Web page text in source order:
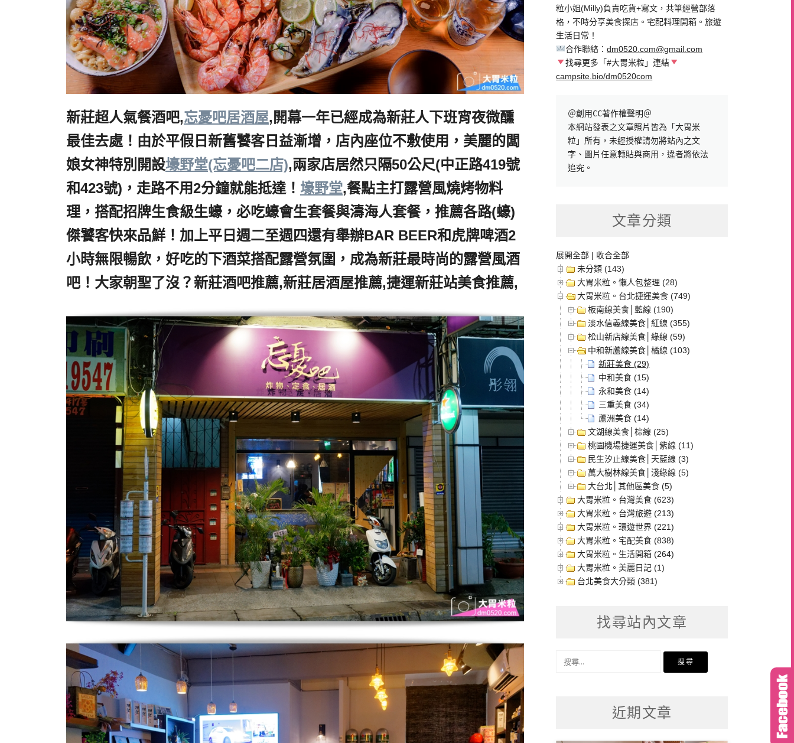
新莊超人氣餐酒吧,忘憂吧居酒屋,開幕一年已經成為新莊人下班宵夜微醺
最佳去處！由於平假日新舊饕客日益漸增，店內座位不敷使用，美麗的闆
娘女神特別開設壕野堂(忘憂吧二店),兩家店居然只隔50公尺(中正路419號
和423號)，走路不用2分鐘就能抵達！ 壕野堂,餐點主打露營風燒烤物料
理，搭配招牌生食級生蠔，必吃蠔會生套餐與濤海人套餐， 推薦各路(蠔)
傑饕客快來品鮮！加上平日週二至週四還有舉辦BAR BEER和虎牌啤酒2
小時無限暢飲，好吃的下酒菜搭配露營氛圍，成為新莊最時尚的露營風酒
吧！大家朝聖了沒？新莊酒吧推薦,新莊居酒屋推薦,捷運新莊站美食推薦,
粒小姐(Milly)負責吃貨+寫文，共筆經營部落
格，不時分享美食探店。宅配料理開箱。旅遊
生活日常！
合作聯絡：dm0520.com@gmail.com
找尋更多「#大胃米粒」連結
campsite.bio/dm0520com
＠創用CC著作權聲明＠
本網站發表之文章照片皆為「大胃米
粒」所有，未經授權請勿將站內之文
字、圖片任意轉貼與商用，違者將依法
追究。
文章分類
展開全部 | 收合全部
未分類 (143)
大胃米粒。懶人包整理 (28)
大胃米粒。台北捷運美食 (749)
板南線美食│藍線 (190)
淡水信義線美食│紅線 (355)
松山新店線美食│綠線 (59)
中和新蘆線美食│橘線 (103)
新莊美食 (29)
中和美食 (15)
永和美食 (14)
三重美食 (34)
蘆洲美食 (14)
文湖線美食│棕線 (25)
桃園機場捷運美食│紫線 (11)
民生汐止線美食│天藍線 (3)
萬大樹林線美食│淺綠線 (5)
大台北│其他區美食 (5)
大胃米粒。台灣美食 (623)
大胃米粒。台灣旅遊 (213)
大胃米粒。環遊世界 (221)
大胃米粒。宅配美食 (838)
大胃米粒。生活開箱 (264)
大胃米粒。美麗日記 (1)
台北美食大分類 (381)
找尋站內文章
近期文章